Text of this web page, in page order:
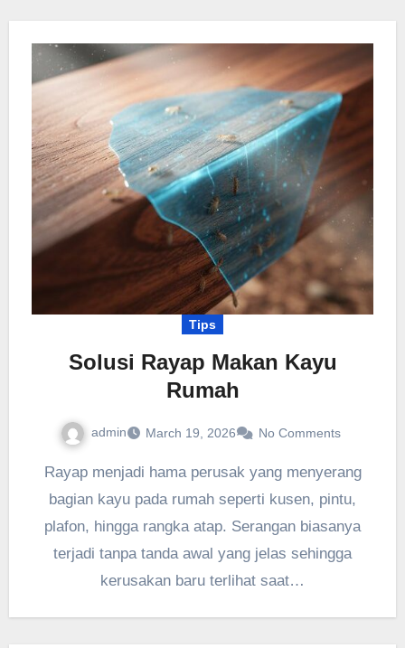
Tips
Solusi Rayap Makan Kayu
Rumah
admin March 19, 2026 No Comments
Rayap menjadi hama perusak yang menyerang
bagian kayu pada rumah seperti kusen, pintu,
plafon, hingga rangka atap. Serangan biasanya
terjadi tanpa tanda awal yang jelas sehingga
kerusakan baru terlihat saat…